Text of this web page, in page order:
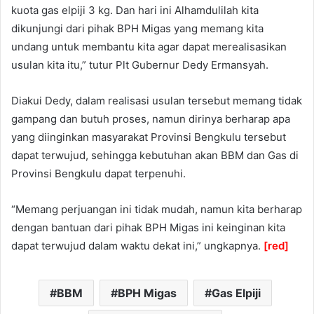
kuota gas elpiji 3 kg. Dan hari ini Alhamdulilah kita
dikunjungi dari pihak BPH Migas yang memang kita
undang untuk membantu kita agar dapat merealisasikan
usulan kita itu,” tutur Plt Gubernur Dedy Ermansyah.
Diakui Dedy, dalam realisasi usulan tersebut memang tidak
gampang dan butuh proses, namun dirinya berharap apa
yang diinginkan masyarakat Provinsi Bengkulu tersebut
dapat terwujud, sehingga kebutuhan akan BBM dan Gas di
Provinsi Bengkulu dapat terpenuhi.
“Memang perjuangan ini tidak mudah, namun kita berharap
dengan bantuan dari pihak BPH Migas ini keinginan kita
dapat terwujud dalam waktu dekat ini,” ungkapnya. [red]
BBM BPH Migas Gas Elpiji